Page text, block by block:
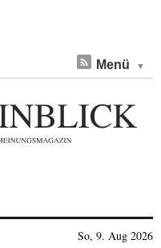
Menü
So, 9. Aug 2026